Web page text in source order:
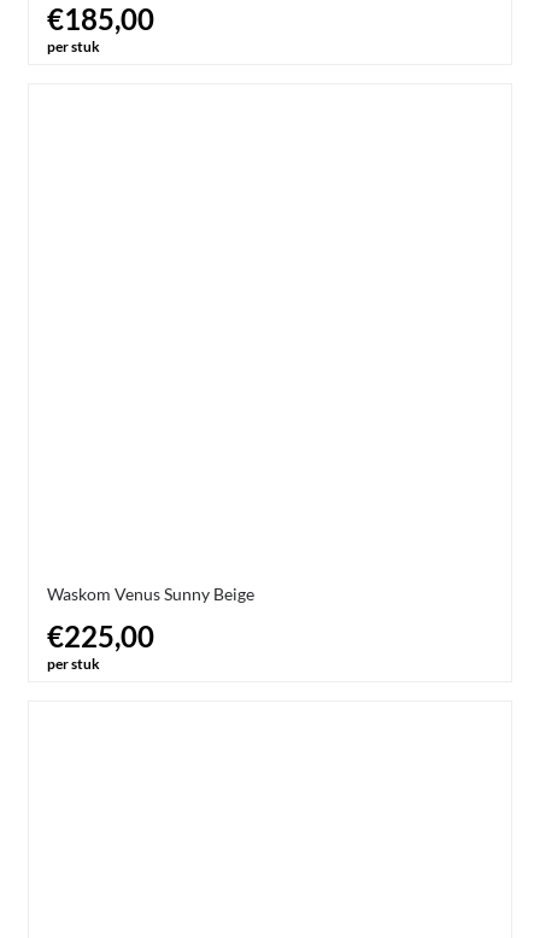
€185,00
per stuk
Waskom Venus Sunny Beige
€225,00
per stuk